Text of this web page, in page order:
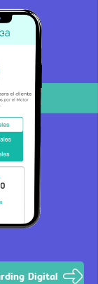
Digital